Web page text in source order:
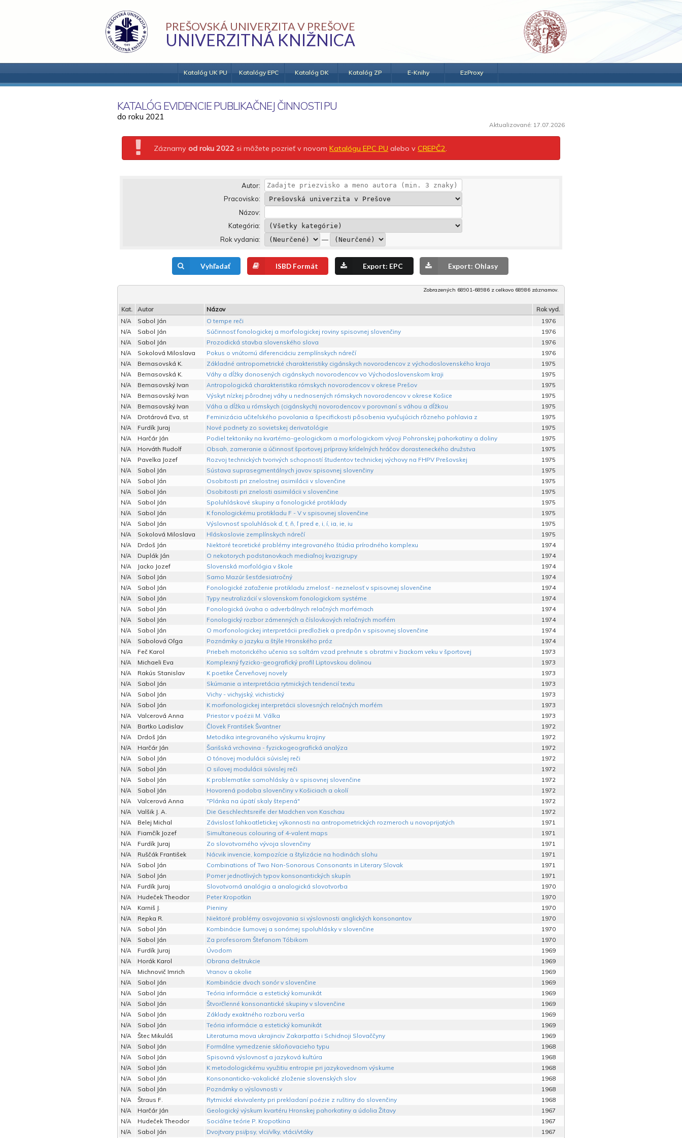
PREŠOVSKÁ UNIVERZITA V PREŠOVE
UNIVERZITNÁ KNIŽNICA
Katalóg UK PU Katalógy EPC Katalóg DK Katalóg ZP E-Knihy EzProxy
KATALÓG EVIDENCIE PUBLIKAČNEJ ČINNOSTI PU
do roku 2021
Aktualizované: 17.07.2026
Záznamyod roku 2022 si môžete pozrieť v novomKatalógu EPC PU alebo vCREPČ2
Autor:
Pracovisko:
Názov:
Kategória:
Rok vydania:
―
Vyhľadať ISBD Formát Export: EPC Export: Ohlasy
Zobrazených 68901-68986 z celkovo 68986 záznamov.
Kat. Autor Názov
Rok vyd.
N/A
Sabol Ján O tempe reči
1976
N/A
Sabol Ján Súčinnosť fonologickej a morfologickej roviny spisovnej slovenčiny
1976
N/A
Sabol Ján Prozodická stavba slovenského slova
1976
N/A
Sokolová Miloslava Pokus o vnútornú diferenciáciu zemplínskych nárečí
1976
N/A
Bernasovská K. Základné antropometrické charakteristiky cigánskych novorodencov z východoslovenského kraja
1975
N/A
Bernasovská K. Váhy a dĺžky donosených cigánskych novorodencov vo Východoslovenskom kraji
1975
N/A
Bernasovský Ivan Antropologická charakteristika rómskych novorodencov v okrese Prešov
1975
N/A
Bernasovský Ivan Výskyt nízkej pôrodnej váhy u nednosených rómskych novorodencov v okrese Košice
1975
N/A
Bernasovský Ivan Váha a dĺžka u rómskych (cigánskych) novorodencov v porovnaní s váhou a dĺžkou
1975
N/A
Drotárová Eva, st Feminizácia učiteľského povolania a špecifickosti pôsobenia vyučujúcich rôzneho pohlavia z
1975
N/A
Furdík Juraj Nové podnety zo sovietskej derivatológie
1975
N/A
Harčár Ján Podiel tektoniky na kvartérno-geologickom a morfologickom vývoji Pohronskej pahorkatiny a doliny
1975
N/A
Horváth Rudolf Obsah, zameranie a účinnosť športovej prípravy krídelných hráčov dorasteneckého družstva
1975
N/A
Pavelka Jozef Rozvoj technických tvorivých schopností študentov technickej výchovy na FHPV Prešovskej
1975
N/A
Sabol Ján Sústava suprasegmentálnych javov spisovnej slovenčiny
1975
N/A
Sabol Ján Osobitosti pri znelostnej asimilácii v slovenčine
1975
N/A
Sabol Ján Osobitosti pri znelosti asimilácii v slovenčine
1975
N/A
Sabol Ján Spoluhláskové skupiny a fonologické protiklady
1975
N/A
Sabol Ján K fonologickému protikladu F - V v spisovnej slovenčine
1975
N/A
Sabol Ján Výslovnosť spoluhlások ď, ť, ň, ľ pred e, i, í, ia, ie, iu
1975
N/A
Sokolová Miloslava Hláskoslovie zemplínskych nárečí
1975
N/A
Drdoš Ján Niektoré teoretické problémy integrovaného štúdia prírodného komplexu
1974
N/A
Duplák Ján O nekotorych podstanovkach mediaľnoj kvazigrupy
1974
N/A
Jacko Jozef Slovenská morfológia v škole
1974
N/A
Sabol Ján Samo Mazúr šesťdesiatročný
1974
N/A
Sabol Ján Fonologické zaťaženie protikladu zmelosť - neznelosť v spisovnej slovenčine
1974
N/A
Sabol Ján Typy neutralizácií v slovenskom fonologickom systéme
1974
N/A
Sabol Ján Fonologická úvaha o adverbálnych relačných morfémach
1974
N/A
Sabol Ján Fonologický rozbor zámenných a číslovkových relačných morfém
1974
N/A
Sabol Ján O morfonologickej interpretácii predložiek a predpôn v spisovnej slovenčine
1974
N/A
Sabolová Oľga Poznámky o jazyku a štýle Hronského próz
1974
N/A
Feč Karol Priebeh motorického učenia sa saltám vzad prehnute s obratmi v žiackom veku v športovej
1973
N/A
Michaeli Eva Komplexný fyzicko-geografický profil Liptovskou dolinou
1973
N/A
Rakús Stanislav K poetike Červeňovej novely
1973
N/A
Sabol Ján Skúmanie a interpretácia rytmických tendencií textu
1973
N/A
Sabol Ján Vichy - vichyjský, vichistický
1973
N/A
Sabol Ján K morfonologickej interpretácii slovesných relačných morfém
1973
N/A
Valcerová Anna Priestor v poézii M. Válka
1973
N/A
Bartko Ladislav Človek František Švantner
1972
N/A
Drdoš Ján Metodika integrovaného výskumu krajiny
1972
N/A
Harčár Ján Šarišská vrchovina - fyzickogeografická analýza
1972
N/A
Sabol Ján O tónovej modulácii súvislej reči
1972
N/A
Sabol Ján O silovej modulácii súvislej reči
1972
N/A
Sabol Ján K problematike samohlásky ä v spisovnej slovenčine
1972
N/A
Sabol Ján Hovorená podoba slovenčiny v Košiciach a okolí
1972
N/A
Valcerová Anna "Plánka na úpätí skaly štepená"
1972
N/A
Valšik J. A. Die Geschlechtsreife der Madchen von Kaschau
1972
N/A
Belej Michal Závislosť ľahkoatletickej výkonnosti na antropometrických rozmeroch u novoprijatých
1971
N/A
Fiamčík Jozef Simultaneous colouring of 4-valent maps
1971
N/A
Furdík Juraj Zo slovotvorného vývoja slovenčiny
1971
N/A
Ruščák František Nácvik invencie, kompozície a štylizácie na hodinách slohu
1971
N/A
Sabol Ján Combinations of Two Non-Sonorous Consonants in Literary Slovak
1971
N/A
Sabol Ján Pomer jednotlivých typov konsonantických skupín
1971
N/A
Furdík Juraj Slovotvorná analógia a analogická slovotvorba
1970
N/A
Hudeček Theodor Peter Kropotkin
1970
N/A
Karniš J. Pieniny
1970
N/A
Repka R. Niektoré problémy osvojovania si výslovnosti anglických konsonantov
1970
N/A
Sabol Ján Kombinácie šumovej a sonórnej spoluhlásky v slovenčine
1970
N/A
Sabol Ján Za profesorom Štefanom Tóbikom
1970
N/A
Furdík Juraj Úvodom
1969
N/A
Horák Karol Obrana deštrukcie
1969
N/A
Michnovič Imrich Vranov a okolie
1969
N/A
Sabol Ján Kombinácie dvoch sonór v slovenčine
1969
N/A
Sabol Ján Teória informácie a estetický komunikát
1969
N/A
Sabol Ján Štvorčlenné konsonantické skupiny v slovenčine
1969
N/A
Sabol Ján Základy exaktného rozboru verša
1969
N/A
Sabol Ján Teória informácie a estetický komunikát
1969
N/A
Štec Mikuláš Literaturna mova ukrajinciv Zakarpatťa i Schidnoji Slovaččyny
1969
N/A
Sabol Ján Formálne vymedzenie skloňovacieho typu
1968
N/A
Sabol Ján Spisovná výslovnosť a jazyková kultúra
1968
N/A
Sabol Ján K metodologickému využitiu entropie pri jazykovednom výskume
1968
N/A
Sabol Ján Konsonanticko-vokalické zloženie slovenských slov
1968
N/A
Sabol Ján Poznámky o výslovnosti v
1968
N/A
Štraus F. Rytmické ekvivalenty pri prekladaní poézie z ruštiny do slovenčiny
1968
N/A
Harčár Ján Geologický výskum kvartéru Hronskej pahorkatiny a údolia Žitavy
1967
N/A
Hudeček Theodor Sociálne teórie P. Kropotkina
1967
N/A
Sabol Ján Dvojtvary psi/psy, vlci/vlky, vtáci/vtáky 1967